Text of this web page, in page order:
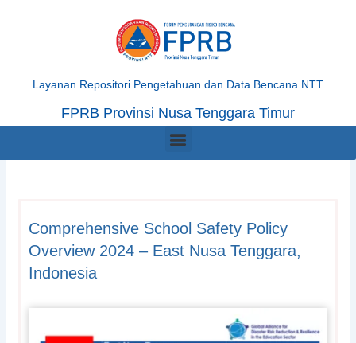
Layanan Repositori Pengetahuan dan Data Bencana NTT
FPRB Provinsi Nusa Tenggara Timur
Menu
Comprehensive School Safety Policy
Overview 2024 – East Nusa Tenggara,
Indonesia